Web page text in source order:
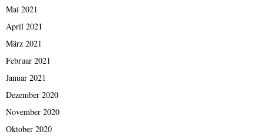
Mai 2021
April 2021
März 2021
Februar 2021
Januar 2021
Dezember 2020
November 2020
Oktober 2020